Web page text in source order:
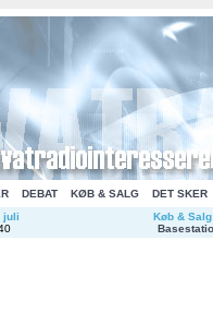
DEBAT KØB & SALG DET SKER
juli
Køb &